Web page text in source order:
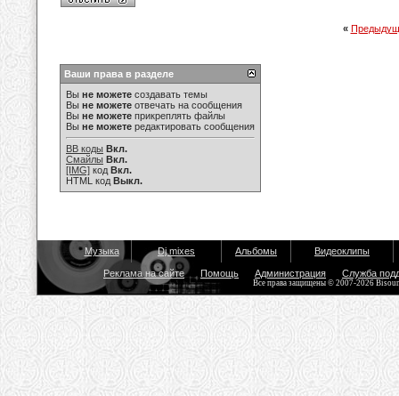
«
Ваши права в разделе
Вы не можете создавать темы
Вы не можете отвечать на сообщения
Вы не можете прикреплять файлы
Вы не можете редактировать сообщения
BB коды Вкл.
Смайлы Вкл.
[IMG] код Вкл.
HTML код Выкл.
Музыка Dj mixes Альбомы Видеоклипы
Реклама на сайте Помощь Администрация Служба
Все права защищены © 2007-2026